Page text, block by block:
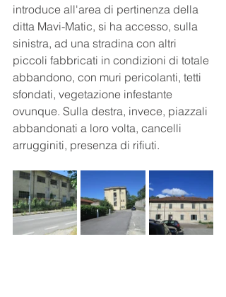
introduce all'area di pertinenza della
ditta Mavi-Matic, si ha accesso, sulla
sinistra, ad una stradina con altri
piccoli fabbricati in condizioni di totale
abbandono, con muri pericolanti, tetti
sfondati, vegetazione infestante
ovunque. Sulla destra, invece, piazzali
abbandonati a loro volta, cancelli
arrugginiti, presenza di rifiuti.